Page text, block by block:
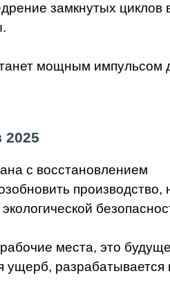
замкнутых циклов
мощным импульсом
2025
с восстановлением
производство,
места, это
ущерб, разрабатывается